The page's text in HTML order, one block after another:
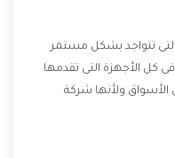
تتواجد بشكل مستمر
كل الأجهزة التى تقدمها
الأسواق ولأنها شركة
التى تسهل على